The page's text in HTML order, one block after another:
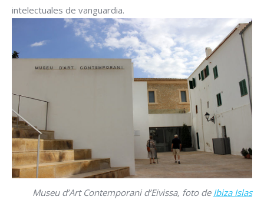
intelectuales de vanguardia.
Museu d’Art Contemporani d’Eivissa, foto de Ibiza Islas